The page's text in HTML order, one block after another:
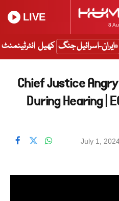
8
LIVE
ایران-اسرائیل جنگ کھیل انٹرٹینمنٹ
Chief Justice
During Hearing |
July 1,